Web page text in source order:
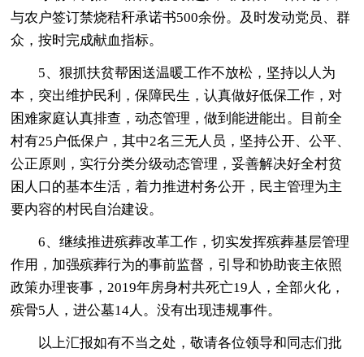
与农户签订禁烧秸秆承诺书500余份。及时发动党员、群
众，按时完成献血指标。
5、狠抓扶贫帮困送温暖工作不放松，坚持以人为
本，突出维护民利，保障民生，认真做好低保工作，对
困难家庭认真排查，动态管理，做到能进能出。目前全
村有25户低保户，其中2名三无人员，坚持公开、公平、
公正原则，实行分类分级动态管理，妥善解决好全村贫
困人口的基本生活，着力推进村务公开，民主管理为主
要内容的村民自治建设。
6、继续推进殡葬改革工作，切实发挥殡葬基层管理
作用，加强殡葬行为的事前监督，引导和协助丧主依照
政策办理丧事，2019年房身村共死亡19人，全部火化，
殡骨5人，进公墓14人。没有出现违规事件。
以上汇报如有不当之处，敬请各位领导和同志们批